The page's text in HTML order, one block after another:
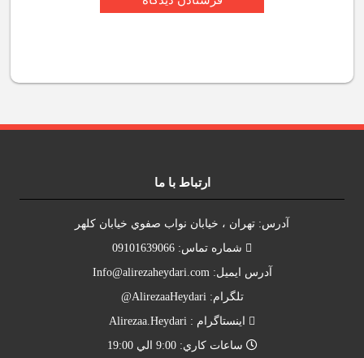
ارتباط با ما
آدرس: تهران ، خيابان نواب صفوي خيابان کلهر
شماره تماس: 09101639066
آدرس ايميل: Info@alirezaheydari.com
تلگرام: AlirezaaHeydari@
اينستاگرام : Alirezaa.Heydari
ساعات کاري: 9:00 الي 19:00